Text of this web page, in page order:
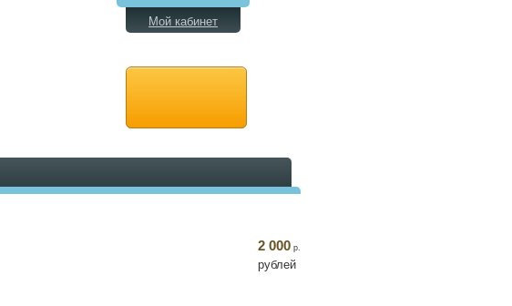
Мой кабинет
2 000 р.
рублей